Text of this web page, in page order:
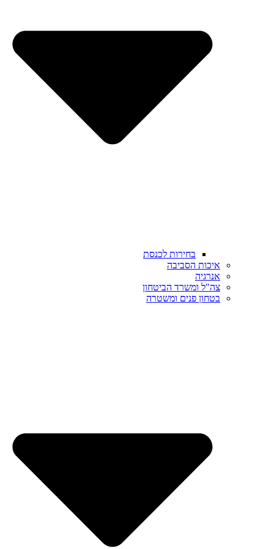
בחירות לכנסת
איכות הסביבה
אנרגיה
צה"ל ומשרד הביטחון
בטחון פנים ומשטרה